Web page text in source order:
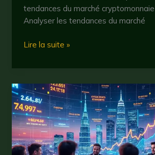
tendances du marché
Analyser les tendances du marché
Cryptomarketcap
comment
les
tendances
des
cryptomonnaies
en
Lire la suite »